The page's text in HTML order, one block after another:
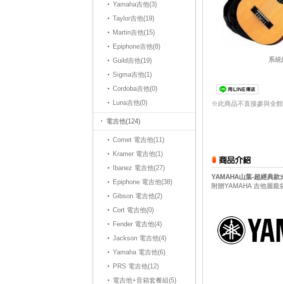
Yamaha吉他(3)
Taylor吉他(19)
Martin吉他(15)
Epiphone吉他(8)
Guild吉他(19)
Sigma吉他(1)
Cordoba吉他(0)
Luna吉他(0)
電吉他(124)
Comet 電吉他(11)
Kramer 電吉他(1)
Ibanez 電吉他(27)
Epiphone 電吉他(38)
Gibson 電吉他(2)
Cort 電吉他(0)
Fender 電吉他(4)
Jackson 電吉他(4)
Yamaha 電吉他(6)
PRS 電吉他(12)
電吉他+音箱套餐組(5)
系
※此商品不直接參與全
YAMAHA山葉-超經典款
附贈YAMAHA 吉他麗龐